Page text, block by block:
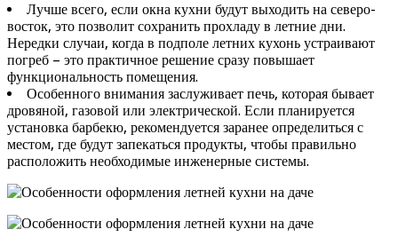
Лучше всего, если окна кухни будут выходить на северо-
восток, это позволит сохранить прохладу в летние дни.
Нередки случаи, когда в подполе летних кухонь устраивают
погреб – это практичное решение сразу повышает
функциональность помещения.
Особенного внимания заслуживает печь, которая бывает
дровяной, газовой или электрической. Если планируется
установка барбекю, рекомендуется заранее определиться с
местом, где будут запекаться продукты, чтобы правильно
расположить необходимые инженерные системы.